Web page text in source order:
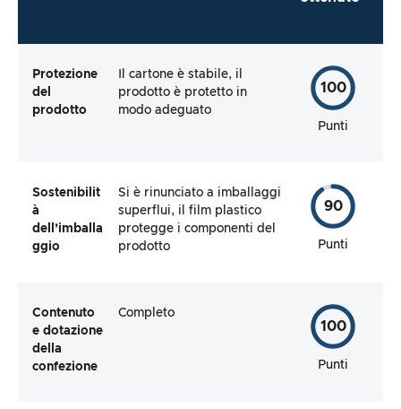
Protezione
del
prodotto
Il cartone è stabile, il
prodotto è protetto in
modo adeguato
100
Punti
Sostenibilit
à
dell’imballa
ggio
Si è rinunciato a imballaggi
superflui, il film plastico
protegge i componenti del
prodotto
90
Punti
Contenuto
e dotazione
della
confezione
Completo
100
Punti